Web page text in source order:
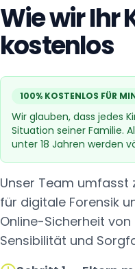
Wie wir Ihr
kostenlos
100% KOSTENLOS FÜR
Wir glauben, dass jedes
Situation seiner Familie.
unter 18 Jahren werden
Unser Team umfasst
für digitale Forensik
Online-Sicherheit
Sensibilität und